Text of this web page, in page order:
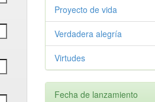
Proyecto de vida
Verdadera alegría
Virtudes
Fecha de lanzamiento